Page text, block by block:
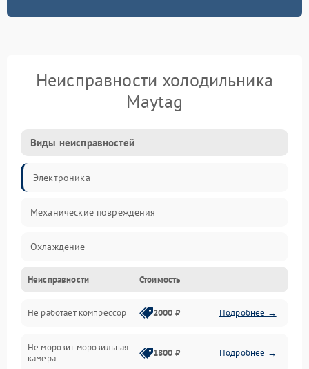
Неисправности холодильника
Maytag
Виды неисправностей
Электроника
Механические повреждения
Охлаждение
Механика
Электропитание
Дренаж
Неисправности Стоимость
Не работает компрессор 2000 ₽ Подробнее →
Не морозит морозильная
камера
1800 ₽ Подробнее →